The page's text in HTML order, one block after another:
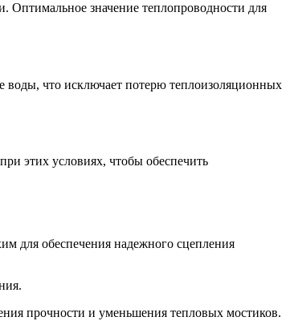
Оптимальное значение теплопроводности для
воды, что исключает потерю теплоизоляционных
этих условиях, чтобы обеспечить
для обеспечения надежного сцепления
прочности и уменьшения тепловых мостиков.